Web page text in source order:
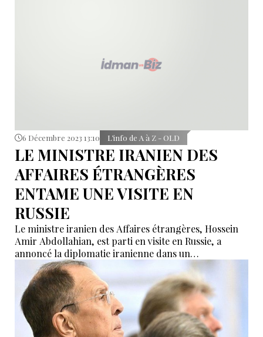
6 Décembre 2023 13:10 L’info de A à Z - OLD
LE MINISTRE IRANIEN DES
AFFAIRES ÉTRANGÈRES
ENTAME UNE VISITE EN
RUSSIE
Le ministre iranien des Affaires étrangères, Hossein
Amir Abdollahian, est parti en visite en Russie, a
annoncé la diplomatie iranienne dans un
communiqué.